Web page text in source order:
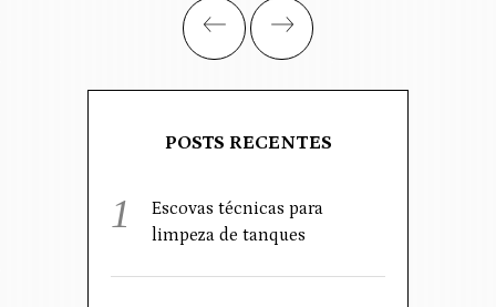
POSTS RECENTES
Escovas técnicas para
limpeza de tanques